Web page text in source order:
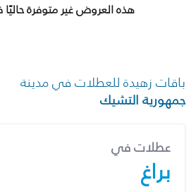
هذه العروض غير متوفرة
باقات زهيدة للعطلات في مدينة
جمهورية التشيك
عطلات في
براغ